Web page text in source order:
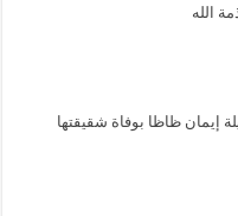
الله
إيمان ظاظا بوفاة شقيقتها